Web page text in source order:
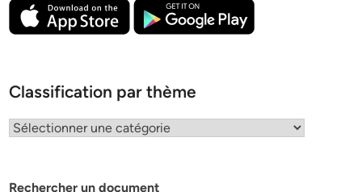
Classification par thème
Classification
Rechercher un document